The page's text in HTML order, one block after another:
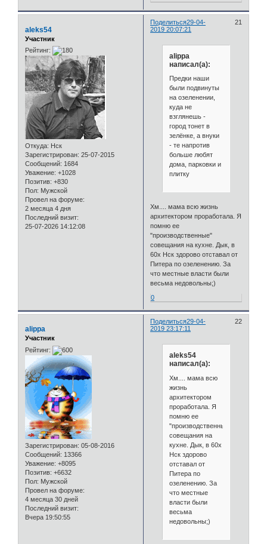
Поделиться 21
29-04-
2019 20:07:21
aleks54
Участник
Рейтинг:
Откуда: Нск
Зарегистрирован: 25-07-2015
Сообщений: 1684
Уважение: +1028
Позитив: +830
Пол: Мужской
Провел на форуме:
2 месяца 4 дня
Последний визит:
25-07-2026 14:12:08
alippa
написал(а):
Предки наши
были подвинуты
на озеленении,
куда не
взглянешь -
город тонет в
зелёнке, а внуки
- те напротив
больше любят
дома, парковки и
плитку
Хм.... мама всю жизнь
архитектором проработала. Я
помню ее
"производственные"
совещания на кухне. Дык, в
60х Нск здорово отставал от
Питера по озеленению. За
что местные власти были
весьма недовольны;)
0
Поделиться 22
29-04-
2019 23:17:11
alippa
Участник
Рейтинг:
Зарегистрирован: 05-08-2016
Сообщений: 13366
Уважение: +8095
Позитив: +6632
Пол: Мужской
Провел на форуме:
4 месяца 30 дней
Последний визит:
Вчера 19:50:55
aleks54
написал(а):
Хм.... мама всю
жизнь
архитектором
проработала. Я
помню ее
"производственные"
совещания на
кухне. Дык, в 60х
Нск здорово
отставал от
Питера по
озеленению. За
что местные
власти были
весьма
недовольны;)